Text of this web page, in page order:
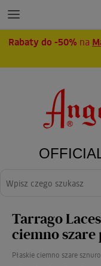
Rabaty do -50% na
Tarrago
ciemno szare
Płaskie ciemno szare